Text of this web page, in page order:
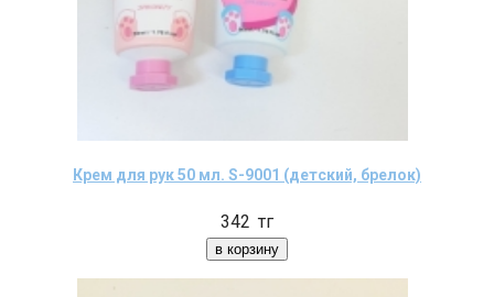
Крем для рук 50 мл. S-9001 (детский, брелок)
342 тг